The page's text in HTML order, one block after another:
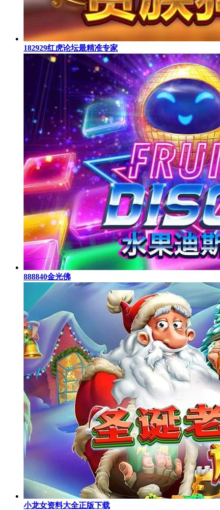
182929红虎论坛最精准专家
888840金光佛
小龙女资料大全正版下载